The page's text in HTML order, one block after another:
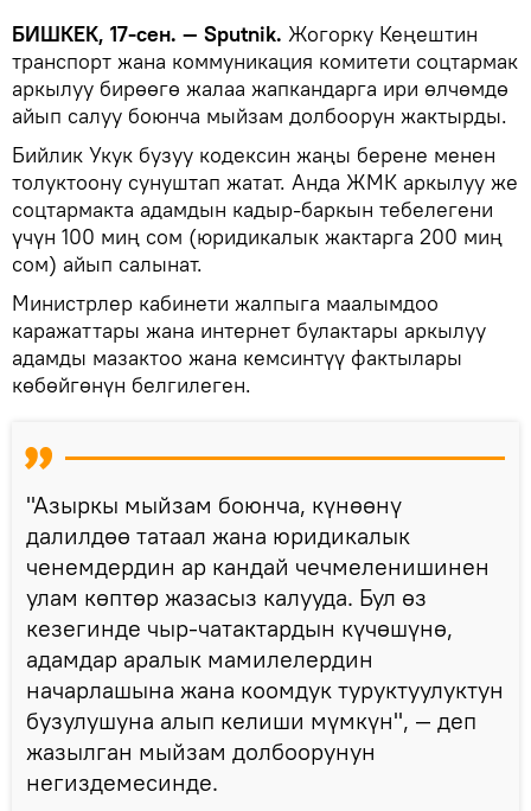
БИШКЕК, 17-сен. — Sputnik. Жогорку Кеңештин
транспорт жана коммуникация комитети соцтармак
аркылуу бирөөгө жалаа жапкандарга ири өлчөмдө
айып салуу боюнча мыйзам долбоорун жактырды.
Бийлик Укук бузуу кодексин жаңы берене менен
толуктоону сунуштап жатат. Анда ЖМК аркылуу же
соцтармакта адамдын кадыр-баркын тебелегени
үчүн 100 миң сом (юридикалык жактарга 200 миң
сом) айып салынат.
Министрлер кабинети жалпыга маалымдоо
каражаттары жана интернет булактары аркылуу
адамды мазактоо жана кемсинтүү фактылары
көбөйгөнүн белгилеген.
"Азыркы мыйзам боюнча, күнөөнү
далилдөө татаал жана юридикалык
ченемдердин ар кандай чечмеленишинен
улам көптөр жазасыз калууда. Бул өз
кезегинде чыр-чатактардын күчөшүнө,
адамдар аралык мамилелердин
начарлашына жана коомдук туруктуулуктун
бузулушуна алып келиши мүмкүн", — деп
жазылган мыйзам долбоорунун
негиздемесинде.